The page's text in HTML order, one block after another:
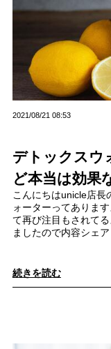
デトックスウ
ど本当は効果
2021/08/21 08:53
こんにちはunicle店長
ォーターってありま
て再び注目もされて
ましたので内容シェ
続きを読む